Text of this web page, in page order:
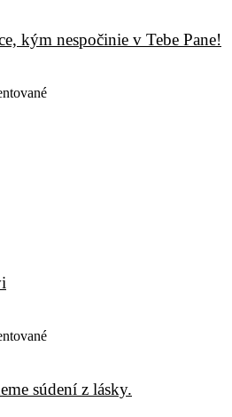
kým nespočinie v Tebe Pane!
súdení z lásky.